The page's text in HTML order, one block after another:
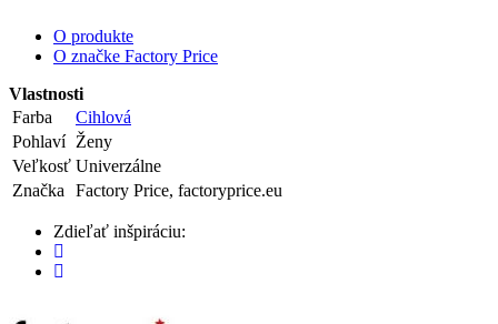
O produkte
O značke Factory Price
Vlastnosti
Farba
Cihlová
Pohlaví Ženy
Veľkosť Univerzálne
Značka
Factory Price, factoryprice.eu
Zdieľať inšpiráciu: